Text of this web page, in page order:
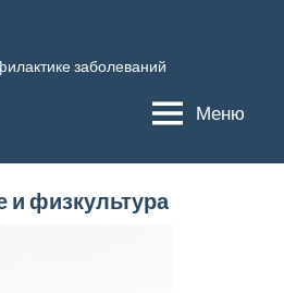
заболеваний
Меню
и физкультура